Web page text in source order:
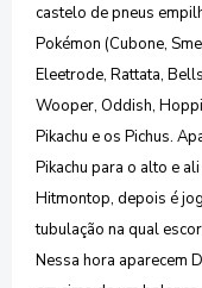
castelo de pneus
Pokémon (Cubone,
Eleetrode, Rattata,
Wooper, Oddish,
Pikachu e os Pichus.
Pikachu para o alto e
Hitmontop, depois é
tubulação na qual
Nessa hora aparecem